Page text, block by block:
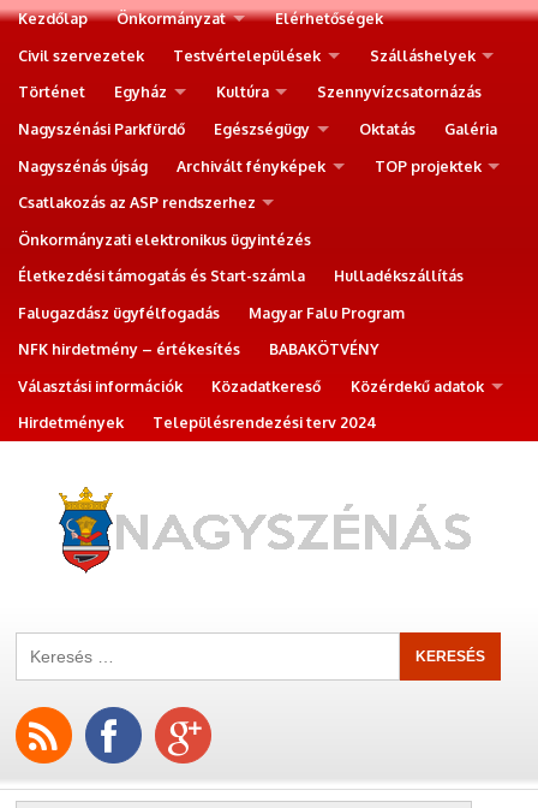
Kezdőlap Önkormányzat
Elérhetőségek
Civil szervezetek
Testvértelepülések
Szálláshelyek
Történet
Egyház Kultúra
Szennyvízcsatornázás
Nagyszénási Parkfürdő
Egészségügy Oktatás
Galéria
Nagyszénás újság
Archivált fényképek
TOP projektek
Csatlakozás az ASP rendszerhez
Önkormányzati elektronikus ügyintézés
Életkezdési támogatás és Start-számla
Hulladékszállítás
Falugazdász ügyfélfogadás
Magyar Falu Program
NFK hirdetmény – értékesítés
BABAKÖTVÉNY
Választási információk
Közadatkereső
Közérdekű adatok
Hirdetmények
Településrendezési terv 2024